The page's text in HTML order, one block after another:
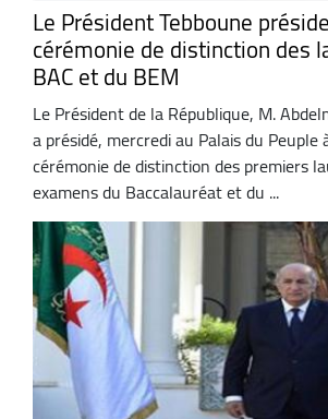
Le Président Tebboune
cérémonie de distinction des
BAC et du BEM
Le Président de la République, M.
a présidé, mercredi au Palais du Peuple
cérémonie de distinction des premiers
examens du Baccalauréat et du ...